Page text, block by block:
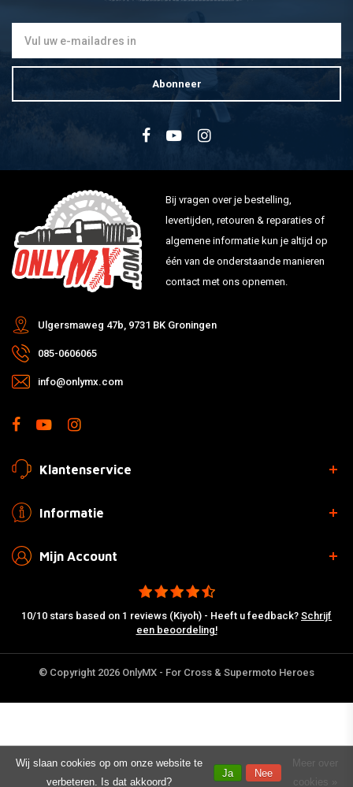
Abonneer
Bij vragen over je bestelling,
levertijden, retouren & reparaties of
algemene informatie kun je altijd op
één van de onderstaande manieren
contact met ons opnemen.
Ulgersmaweg 47b, 9731 BK Groningen
085-0606065
info@onlymx.com
Klantenservice
Informatie
Mijn Account
10/10 stars based on 1 reviews (Kiyoh) - Heeft u feedback? Schrijf
een beoordeling!
© Copyright 2026 OnlyMX - For Cross & Supermoto Heroes
Wij slaan cookies op om onze website te
verbeteren. Is dat akkoord?
Ja Nee
Meer over
cookies »